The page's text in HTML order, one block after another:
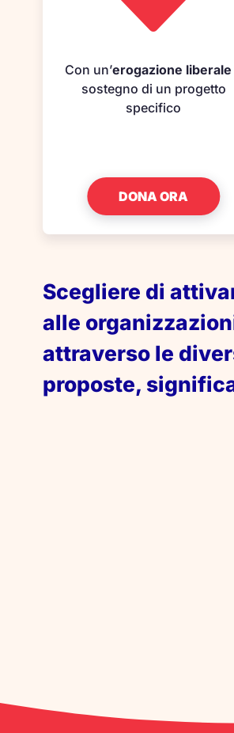
Con un’erogazione
sostegno di un progetto
specifico
DONA ORA
Scegliere di
alle
attraverso le
proposte,